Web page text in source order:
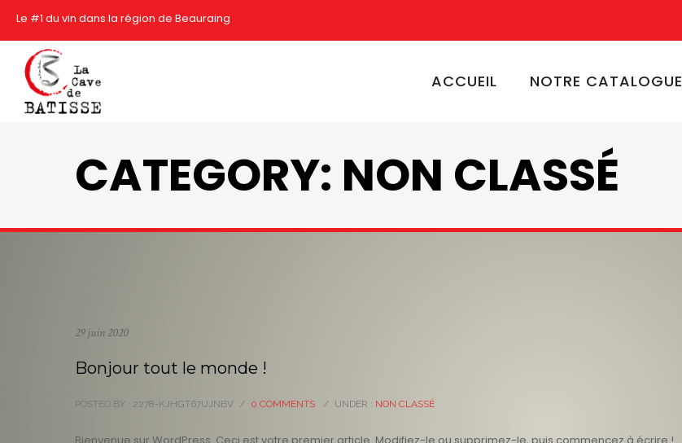
Le #1 du vin dans la région de Beauraing
ACCUEIL NOTRE CATALOGUE
CATEGORY: NON CLASSÉ
29 juin 2020
Bonjour tout le monde !
POSTED BY : 2278-KJHGT67UJNBV / 0 COMMENTS / UNDER : NON CLASSÉ